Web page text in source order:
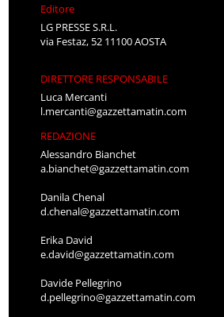
Editore
LG PRESSE S.R.L.
via Festaz, 52 11100 AOSTA
DIRETTORE RESPONSABILE
Luca Mercanti
l.mercanti@gazzettamatin.com
REDAZIONE
Alessandro Bianchet
a.bianchet@gazzettamatin.com
Danila Chenal
d.chenal@gazzettamatin.com
Erika David
e.david@gazzettamatin.com
Davide Pellegrino
d.pellegrino@gazzettamatin.com